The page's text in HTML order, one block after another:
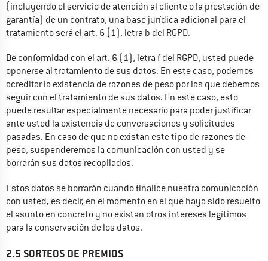
(incluyendo el servicio de atención al cliente o la prestación de
garantía) de un contrato, una base jurídica adicional para el
tratamiento será el art. 6 (1), letra b del RGPD.
De conformidad con el art. 6 (1), letra f del RGPD, usted puede
oponerse al tratamiento de sus datos. En este caso, podemos
acreditar la existencia de razones de peso por las que debemos
seguir con el tratamiento de sus datos. En este caso, esto
puede resultar especialmente necesario para poder justificar
ante usted la existencia de conversaciones y solicitudes
pasadas. En caso de que no existan este tipo de razones de
peso, suspenderemos la comunicación con usted y se
borrarán sus datos recopilados.
Estos datos se borrarán cuando finalice nuestra comunicación
con usted, es decir, en el momento en el que haya sido resuelto
el asunto en concreto y no existan otros intereses legítimos
para la conservación de los datos.
2.5 SORTEOS DE PREMIOS